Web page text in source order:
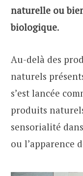
naturelle ou
biologique.
Au-delà des
naturels
s’est lancée
produits
sensorialité
ou l’apparence